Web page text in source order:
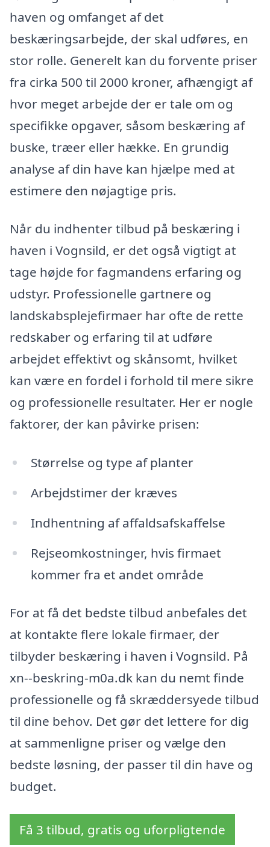
haven og omfanget af det
beskæringsarbejde, der skal udføres, en
stor rolle. Generelt kan du forvente priser
fra cirka 500 til 2000 kroner, afhængigt af
hvor meget arbejde der er tale om og
specifikke opgaver, såsom beskæring af
buske, træer eller hække. En grundig
analyse af din have kan hjælpe med at
estimere den nøjagtige pris.
Når du indhenter tilbud på beskæring i
haven i Vognsild, er det også vigtigt at
tage højde for fagmandens erfaring og
udstyr. Professionelle gartnere og
landskabsplejefirmaer har ofte de rette
redskaber og erfaring til at udføre
arbejdet effektivt og skånsomt, hvilket
kan være en fordel i forhold til mere sikre
og professionelle resultater. Her er nogle
faktorer, der kan påvirke prisen:
Størrelse og type af planter
Arbejdstimer der kræves
Indhentning af affaldsafskaffelse
Rejseomkostninger, hvis firmaet
kommer fra et andet område
For at få det bedste tilbud anbefales det
at kontakte flere lokale firmaer, der
tilbyder beskæring i haven i Vognsild. På
xn--beskring-m0a.dk kan du nemt finde
professionelle og få skræddersyede tilbud
til dine behov. Det gør det lettere for dig
at sammenligne priser og vælge den
bedste løsning, der passer til din have og
budget.
Få 3 tilbud, gratis og uforpligtende